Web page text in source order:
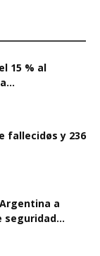
15 % al
fallecidøs y 236
a
seguridad...